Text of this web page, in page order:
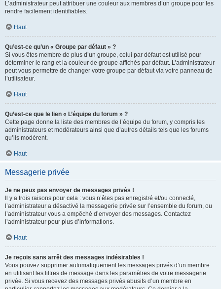
L’administrateur peut attribuer une couleur aux membres d’un groupe pour les
rendre facilement identifiables.
Haut
Qu’est-ce qu’un « Groupe par défaut » ?
Si vous êtes membre de plus d’un groupe, celui par défaut est utilisé pour
déterminer le rang et la couleur de groupe affichés par défaut. L’administrateur
peut vous permettre de changer votre groupe par défaut via votre panneau de
l’utilisateur.
Haut
Qu’est-ce que le lien « L’équipe du forum » ?
Cette page donne la liste des membres de l’équipe du forum, y compris les
administrateurs et modérateurs ainsi que d’autres détails tels que les forums
qu’ils modèrent.
Haut
Messagerie privée
Je ne peux pas envoyer de messages privés !
Il y a trois raisons pour cela : vous n’êtes pas enregistré et/ou connecté,
l’administrateur a désactivé la messagerie privée sur l’ensemble du forum, ou
l’administrateur vous a empêché d’envoyer des messages. Contactez
l’administrateur pour plus d’informations.
Haut
Je reçois sans arrêt des messages indésirables !
Vous pouvez supprimer automatiquement les messages privés d’un membre
en utilisant les filtres de message dans les paramètres de votre messagerie
privée. Si vous recevez des messages privés abusifs d’un membre en